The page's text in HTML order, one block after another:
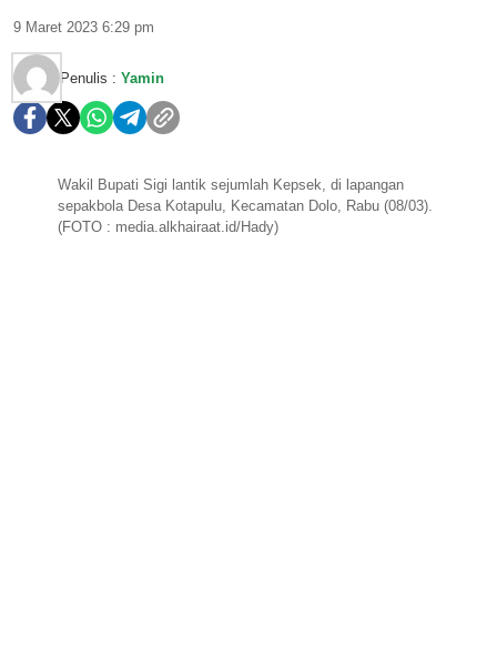
9 Maret 2023 6:29 pm
Penulis : Yamin
Wakil Bupati Sigi lantik sejumlah Kepsek, di lapangan
sepakbola Desa Kotapulu, Kecamatan Dolo, Rabu (08/03).
(FOTO : media.alkhairaat.id/Hady)